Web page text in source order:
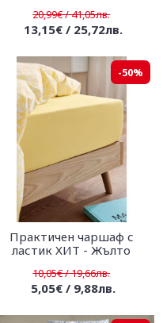
20,99€ / 41,05лв.
13,15€ / 25,72лв.
-50%
Практичен чаршаф с
ластик ХИТ - Жълто
10,05€ / 19,66лв.
5,05€ / 9,88лв.